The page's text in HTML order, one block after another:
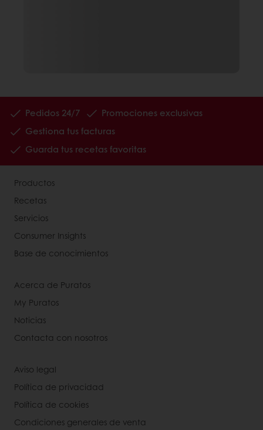
Pedidos 24/7
Promociones exclusivas
Gestiona tus facturas
Guarda tus recetas favoritas
Productos
Recetas
Servicios
Consumer Insights
Base de conocimientos
Acerca de Puratos
My Puratos
Noticias
Contacta con nosotros
Aviso legal
Política de privacidad
Política de cookies
Condiciones generales de venta